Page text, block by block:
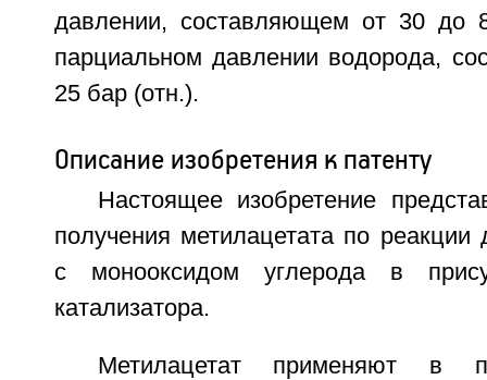
давлении, составляющем от 30 до
парциальном давлении водорода,
25 бар (отн.).
Описание изобретения к патенту
Настоящее изобретение
получения метилацетата по реакции
с монооксидом углерода в
катализатора.
Метилацетат применяют в